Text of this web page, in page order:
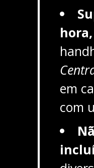
em
com